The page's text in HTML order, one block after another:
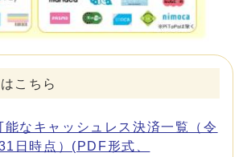
こちら
能なキャッシュレス決済一覧（令
日時点）(PDF形式、